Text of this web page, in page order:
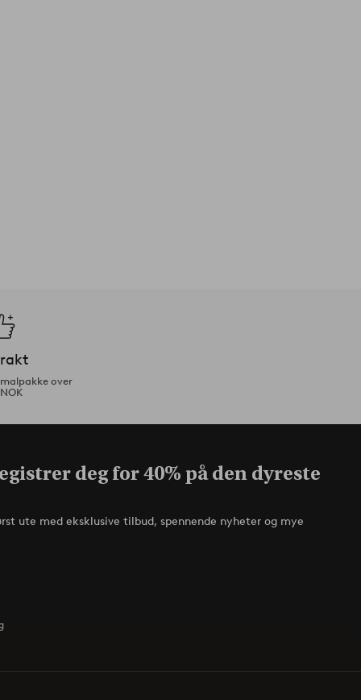
over
deg for 40% på den dyreste
ute med eksklusive tilbud, spennende nyheter og mye